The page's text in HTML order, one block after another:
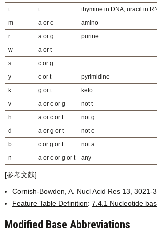
t
t
thymine in DNA; uracil in
m
a or c
amino
r
a or g
purine
w
a or t
s
c or g
y
c or t
pyrimidine
k
g or t
keto
v
a or c or g
not t
h
a or c or t
not g
d
a or g or t
not c
b
c or g or t
not a
n
a or c or g or t any
[参考文献]
Cornish-Bowden, A. Nucl Acid Res 13, 3021-
Feature Table Definition: 7.4.1 Nucleotide
Modified Base Abbreviations